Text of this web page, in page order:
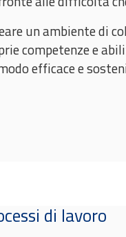
un ambiente di
competenze e
efficace e
di lavoro